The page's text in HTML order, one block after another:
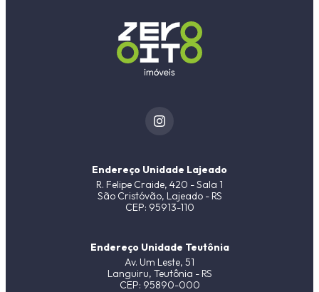
Endereço Unidade Lajeado
R. Felipe Craide, 420 - Sala 1
São Cristóvão, Lajeado - RS
CEP: 95913-110
Endereço Unidade Teutônia
Av. Um Leste, 51
Languiru, Teutônia - RS
CEP: 95890-000